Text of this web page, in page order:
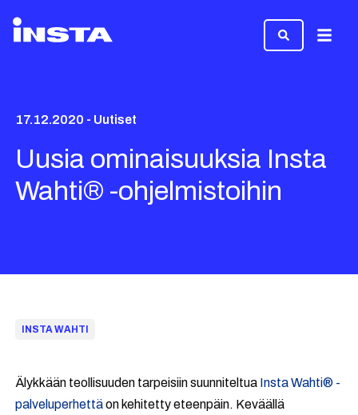
17.12.2020 - Uutiset
Uusia ominaisuuksia Insta
Wahti® -ohjelmistoihin
INSTA WAHTI
Älykkään teollisuuden tarpeisiin suunniteltua Insta Wahti® -
palveluperhettäon kehitetty eteenpäin. Keväällä